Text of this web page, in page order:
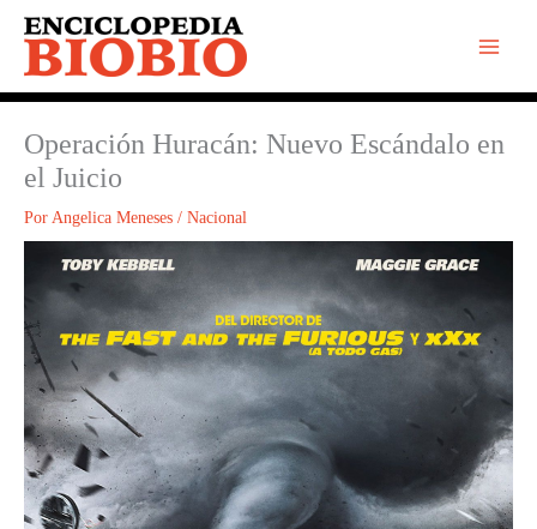
contenido
Operación Huracán: Nuevo Escándalo en
el Juicio
Por Angelica Meneses / Nacional